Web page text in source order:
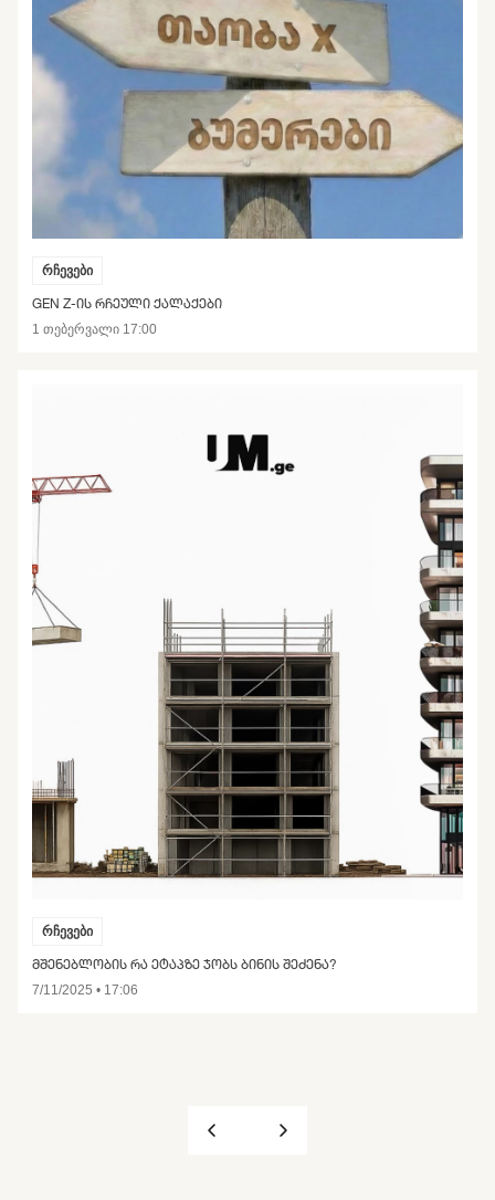
რჩევები
GEN Z-ᲘᲡ ᲠᲩᲔᲣᲚᲘ ᲥᲐᲚᲐᲥᲔᲑᲘ
1 თებერვალი 17:00
რჩევები
ᲛᲨᲔᲜᲔᲑᲚᲝᲑᲘᲡ ᲠᲐ ᲔᲢᲐᲞᲖᲔ ᲯᲝᲑᲡ ᲑᲘᲜᲘᲡ ᲨᲔᲫᲔᲜᲐ?
7/11/2025 • 17:06